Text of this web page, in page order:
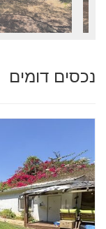
נכסים דומים